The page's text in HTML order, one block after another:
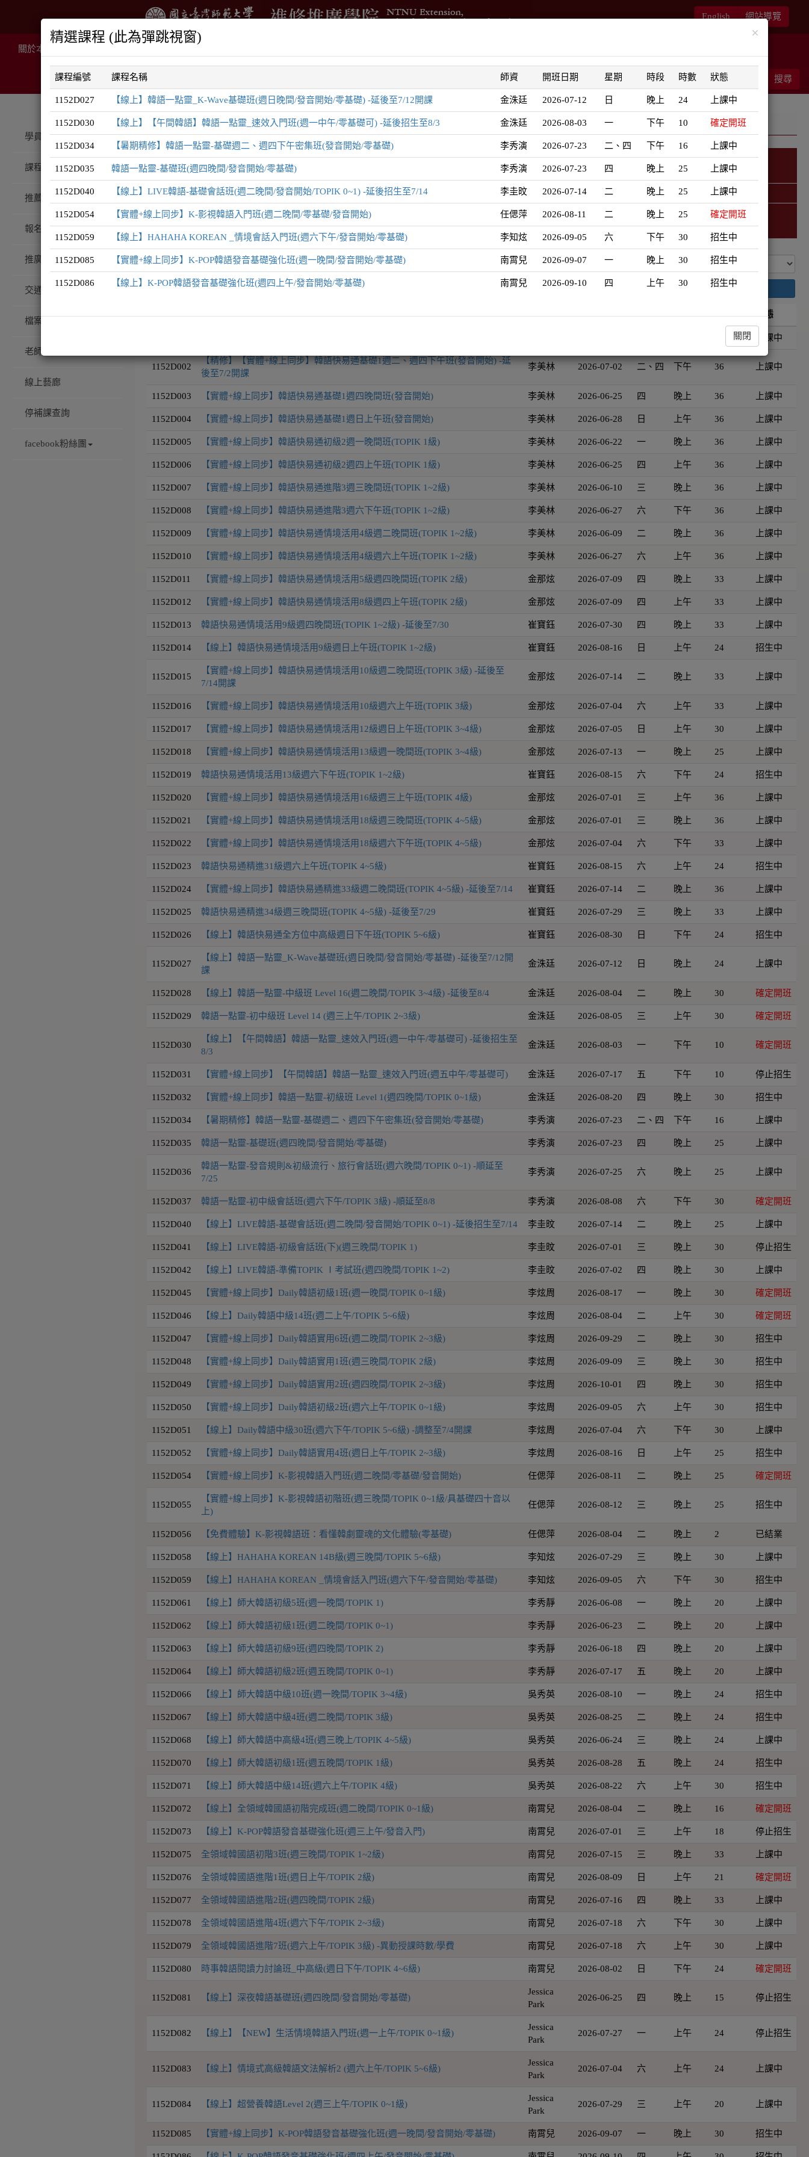
English 網站導覽
關於本院
搜尋
結帳
智能客服
學員登入
課程總覽
推薦課程
報名注意事項
推廣QA
交通/校園配置
檔案下載
老師專訪
線上藝廊
停補課查詢
facebook粉絲團
推廣課程 韓語系列
韓語 系列
韓語學習地圖
精選課程 (此為彈跳視窗)
搜尋
課程編號 課程名稱 師資 開班日期 星期 時段 時數 狀態
上課中
1152D002
【精修】【實體+線上同步】韓語快易通基礎1週二、週四下午班(發音開始) -延
後至7/2開課
李美林 2026-07-02 二、四 下午 36 上課中
1152D003 【實體+線上同步】韓語快易通基礎1週四晚間班(發音開始) 李美林 2026-06-25 四 晚上 36 上課中
1152D004 【實體+線上同步】韓語快易通基礎1週日上午班(發音開始) 李美林 2026-06-28 日 上午 36 上課中
1152D005 【實體+線上同步】韓語快易通初級2週一晚間班(TOPIK 1級) 李美林 2026-06-22 一 晚上 36 上課中
1152D006 【實體+線上同步】韓語快易通初級2週四上午班(TOPIK 1級) 李美林 2026-06-25 四 上午 36 上課中
1152D007 【實體+線上同步】韓語快易通進階3週三晚間班(TOPIK 1~2級) 李美林 2026-06-10 三 晚上 36 上課中
1152D008 【實體+線上同步】韓語快易通進階3週六下午班(TOPIK 1~2級) 李美林 2026-06-27 六 下午 36 上課中
1152D009 【實體+線上同步】韓語快易通情境活用4級週二晚間班(TOPIK 1~2級) 李美林 2026-06-09 二 晚上 36 上課中
1152D010 【實體+線上同步】韓語快易通情境活用4級週六上午班(TOPIK 1~2級) 李美林 2026-06-27 六 上午 36 上課中
1152D011 【實體+線上同步】韓語快易通情境活用5級週四晚間班(TOPIK 2級) 金那炫 2026-07-09 四 晚上 33 上課中
1152D012 【實體+線上同步】韓語快易通情境活用8級週四上午班(TOPIK 2級) 金那炫 2026-07-09 四 上午 33 上課中
1152D013 韓語快易通情境活用9級週四晚間班(TOPIK 1~2級) -延後至7/30 崔寶鈺 2026-07-30 四 晚上 33 上課中
1152D014 【線上】韓語快易通情境活用9級週日上午班(TOPIK 1~2級) 崔寶鈺 2026-08-16 日 上午 24 招生中
1152D015
【實體+線上同步】韓語快易通情境活用10級週二晚間班(TOPIK 3級) -延後至
7/14開課
金那炫 2026-07-14 二 晚上 33 上課中
1152D016 【實體+線上同步】韓語快易通情境活用10級週六上午班(TOPIK 3級) 金那炫 2026-07-04 六 上午 33 上課中
1152D017 【實體+線上同步】韓語快易通情境活用12級週日上午班(TOPIK 3~4級) 金那炫 2026-07-05 日 上午 30 上課中
1152D018 【實體+線上同步】韓語快易通情境活用13級週一晚間班(TOPIK 3~4級) 金那炫 2026-07-13 一 晚上 25 上課中
1152D019 韓語快易通情境活用13級週六下午班(TOPIK 1~2級) 崔寶鈺 2026-08-15 六 下午 24 招生中
1152D020 【實體+線上同步】韓語快易通情境活用16級週三上午班(TOPIK 4級) 金那炫 2026-07-01 三 上午 36 上課中
1152D021 【實體+線上同步】韓語快易通情境活用18級週三晚間班(TOPIK 4~5級) 金那炫 2026-07-01 三 晚上 36 上課中
1152D022 【實體+線上同步】韓語快易通情境活用18級週六下午班(TOPIK 4~5級) 金那炫 2026-07-04 六 下午 33 上課中
1152D023 韓語快易通精進31級週六上午班(TOPIK 4~5級) 崔寶鈺 2026-08-15 六 上午 24 招生中
1152D024 【實體+線上同步】韓語快易通精進33級週二晚間班(TOPIK 4~5級) -延後至7/14 崔寶鈺 2026-07-14 二 晚上 36 上課中
1152D025 韓語快易通精進34級週三晚間班(TOPIK 4~5級) -延後至7/29 崔寶鈺 2026-07-29 三 晚上 33 上課中
1152D026 【線上】韓語快易通全方位中高級週日下午班(TOPIK 5~6級) 崔寶鈺 2026-08-30 日 下午 24 招生中
1152D027
【線上】韓語一點靈_K-Wave基礎班(週日晚間/發音開始/零基礎) -延後至7/12開
課
金洙廷 2026-07-12 日 晚上 24 上課中
1152D028 【線上】韓語一點靈-中級班 Level 16(週二晚間/TOPIK 3~4級) -延後至8/4 金洙廷 2026-08-04 二 晚上 30 確定開班
1152D029 韓語一點靈-初中級班 Level 14 (週三上午/TOPIK 2~3級) 金洙廷 2026-08-05 三 上午 30 確定開班
1152D030
【線上】【午間韓語】韓語一點靈_速效入門班(週一中午/零基礎可) -延後招生至
8/3
金洙廷 2026-08-03 一 下午 10 確定開班
1152D031 【實體+線上同步】【午間韓語】韓語一點靈_速效入門班(週五中午/零基礎可) 金洙廷 2026-07-17 五 下午 10 停止招生
1152D032 【實體+線上同步】韓語一點靈-初級班 Level 1(週四晚間/TOPIK 0~1級) 金洙廷 2026-08-20 四 晚上 30 招生中
1152D034 【暑期精修】韓語一點靈-基礎週二、週四下午密集班(發音開始/零基礎) 李秀演 2026-07-23 二、四 下午 16 上課中
1152D035 韓語一點靈-基礎班(週四晚間/發音開始/零基礎) 李秀演 2026-07-23 四 晚上 25 上課中
1152D036
韓語一點靈-發音規則&初級流行、旅行會話班(週六晚間/TOPIK 0~1) -順延至
7/25
李秀演 2026-07-25 六 晚上 25 上課中
1152D037 韓語一點靈-初中級會話班(週六下午/TOPIK 3級) -順延至8/8 李秀演 2026-08-08 六 下午 30 確定開班
1152D040 【線上】LIVE韓語-基礎會話班(週二晚間/發音開始/TOPIK 0~1) -延後招生至7/14 李圭旼 2026-07-14 二 晚上 25 上課中
1152D041 【線上】LIVE韓語-初級會話班(下)(週三晚間/TOPIK 1) 李圭旼 2026-07-01 三 晚上 30 停止招生
1152D042 【線上】LIVE韓語-準備TOPIK Ⅰ考試班(週四晚間/TOPIK 1~2) 李圭旼 2026-07-02 四 晚上 30 上課中
1152D045 【實體+線上同步】Daily韓語初級1班(週一晚間/TOPIK 0~1級) 李炫周 2026-08-17 一 晚上 30 確定開班
1152D046 【線上】Daily韓語中級14班(週二上午/TOPIK 5~6級) 李炫周 2026-08-04 二 上午 30 確定開班
1152D047 【實體+線上同步】Daily韓語實用6班(週二晚間/TOPIK 2~3級) 李炫周 2026-09-29 二 晚上 30 招生中
1152D048 【實體+線上同步】Daily韓語實用1班(週三晚間/TOPIK 2級) 李炫周 2026-09-09 三 晚上 30 招生中
1152D049 【實體+線上同步】Daily韓語實用2班(週四晚間/TOPIK 2~3級) 李炫周 2026-10-01 四 晚上 30 招生中
1152D050 【實體+線上同步】Daily韓語初級2班(週六上午/TOPIK 0~1級) 李炫周 2026-09-05 六 上午 30 招生中
1152D051 【線上】Daily韓語中級30班(週六下午/TOPIK 5~6級) -調整至7/4開課 李炫周 2026-07-04 六 下午 30 上課中
1152D052 【實體+線上同步】Daily韓語實用4班(週日上午/TOPIK 2~3級) 李炫周 2026-08-16 日 上午 25 招生中
1152D054 【實體+線上同步】K-影視韓語入門班(週二晚間/零基礎/發音開始) 任偲萍 2026-08-11 二 晚上 25 確定開班
1152D055
【實體+線上同步】K-影視韓語初階班(週三晚間/TOPIK 0~1級/具基礎四十音以
上)
任偲萍 2026-08-12 三 晚上 25 招生中
1152D056 【免費體驗】K-影視韓語班：看懂韓劇靈魂的文化體驗(零基礎) 任偲萍 2026-08-04 二 晚上 2 已結業
1152D058 【線上】HAHAHA KOREAN 14B級(週三晚間/TOPIK 5~6級) 李知炫 2026-07-29 三 晚上 30 上課中
1152D059 【線上】HAHAHA KOREAN _情境會話入門班(週六下午/發音開始/零基礎) 李知炫 2026-09-05 六 下午 30 招生中
1152D061 【線上】師大韓語初級5班(週一晚間/TOPIK 1) 李秀靜 2026-06-08 一 晚上 20 上課中
1152D062 【線上】師大韓語初級1班(週二晚間/TOPIK 0~1) 李秀靜 2026-06-23 二 晚上 20 上課中
1152D063 【線上】師大韓語初級9班(週四晚間/TOPIK 2) 李秀靜 2026-06-18 四 晚上 20 上課中
1152D064 【線上】師大韓語初級2班(週五晚間/TOPIK 0~1) 李秀靜 2026-07-17 五 晚上 20 上課中
1152D066 【線上】師大韓語中級10班(週一晚間/TOPIK 3~4級) 吳秀英 2026-08-10 一 晚上 24 招生中
1152D067 【線上】師大韓語中級4班(週二晚間/TOPIK 3級) 吳秀英 2026-08-25 二 晚上 24 招生中
1152D068 【線上】師大韓語中高級4班(週三晚上/TOPIK 4~5級) 吳秀英 2026-06-24 三 晚上 24 上課中
1152D070 【線上】師大韓語初級1班(週五晚間/TOPIK 1級) 吳秀英 2026-08-28 五 晚上 24 招生中
1152D071 【線上】師大韓語中級14班(週六上午/TOPIK 4級) 吳秀英 2026-08-22 六 上午 30 招生中
1152D072 【線上】全領域韓國語初階完成班(週二晚間/TOPIK 0~1級) 南霄兒 2026-08-04 二 晚上 16 確定開班
1152D073 【線上】K-POP韓語發音基礎強化班(週三上午/發音入門) 南霄兒 2026-07-01 三 上午 18 停止招生
1152D075 全領域韓國語初階3班(週三晚間/TOPIK 1~2級) 南霄兒 2026-07-15 三 晚上 33 上課中
1152D076 全領域韓國語進階1班(週日上午/TOPIK 2級) 南霄兒 2026-08-09 日 上午 21 確定開班
1152D077 全領域韓國語進階2班(週四晚間/TOPIK 2級) 南霄兒 2026-07-16 四 晚上 33 上課中
1152D078 全領域韓國語進階4班(週六下午/TOPIK 2~3級) 南霄兒 2026-07-18 六 下午 30 上課中
1152D079 全領域韓國語進階7班(週六上午/TOPIK 3級) -異動授課時數/學費 南霄兒 2026-07-18 六 上午 30 上課中
1152D080 時事韓語閱讀力討論班_中高級(週日下午/TOPIK 4~6級) 南霄兒 2026-08-02 日 下午 24 確定開班
1152D081 【線上】深夜韓語基礎班(週四晚間/發音開始/零基礎)
Jessica
Park
2026-06-25 四 晚上 15 停止招生
1152D082 【線上】【NEW】生活情境韓語入門班(週一上午/TOPIK 0~1級)
Jessica
Park
2026-07-27 一 上午 24 停止招生
1152D083 【線上】情境式高級韓語文法解析2 (週六上午/TOPIK 5~6級)
Jessica
Park
2026-07-04 六 上午 24 上課中
1152D084 【線上】超營養韓語Level 2(週三上午/TOPIK 0~1級)
Jessica
Park
2026-07-29 三 上午 20 上課中
1152D085 【實體+線上同步】K-POP韓語發音基礎強化班(週一晚間/發音開始/零基礎) 南霄兒 2026-09-07 一 晚上 30 招生中
×
精選課程 (此為彈跳視窗)
課程編號 課程名稱 師資 開班日期 星期 時段 時數 狀態
1152D027 【線上】韓語一點靈_K-Wave基礎班(週日晚間/發音開始/零基礎) -延後至7/12開課 金洙廷 2026-07-12 日 晚上 24 上課中
1152D030 【線上】【午間韓語】韓語一點靈_速效入門班(週一中午/零基礎可) -延後招生至8/3 金洙廷 2026-08-03 一 下午 10 確定開班
1152D034 【暑期精修】韓語一點靈-基礎週二、週四下午密集班(發音開始/零基礎) 李秀演 2026-07-23 二、四 下午 16 上課中
1152D035 韓語一點靈-基礎班(週四晚間/發音開始/零基礎) 李秀演 2026-07-23 四 晚上 25 上課中
1152D040 【線上】LIVE韓語-基礎會話班(週二晚間/發音開始/TOPIK 0~1) -延後招生至7/14 李圭旼 2026-07-14 二 晚上 25 上課中
1152D054 【實體+線上同步】K-影視韓語入門班(週二晚間/零基礎/發音開始) 任偲萍 2026-08-11 二 晚上 25 確定開班
1152D059 【線上】HAHAHA KOREAN _情境會話入門班(週六下午/發音開始/零基礎) 李知炫 2026-09-05 六 下午 30 招生中
1152D085 【實體+線上同步】K-POP韓語發音基礎強化班(週一晚間/發音開始/零基礎) 南霄兒 2026-09-07 一 晚上 30 招生中
1152D086 【線上】K-POP韓語發音基礎強化班(週四上午/發音開始/零基礎) 南霄兒 2026-09-10 四 上午 30 招生中
關閉